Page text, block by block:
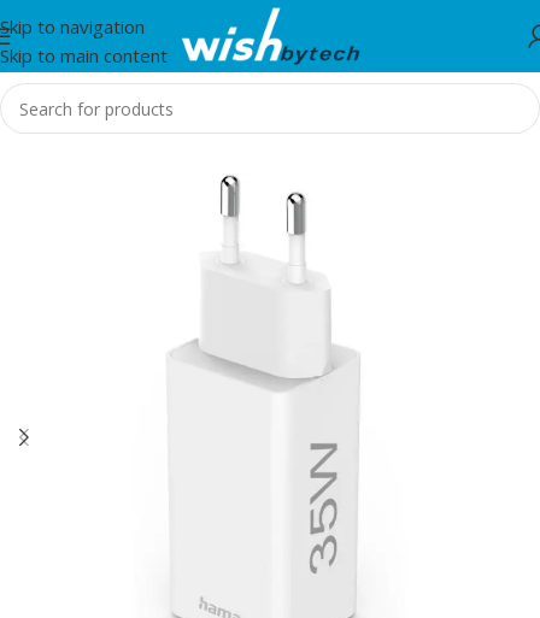
Skip to navigation
Skip to main content
Home/Hama